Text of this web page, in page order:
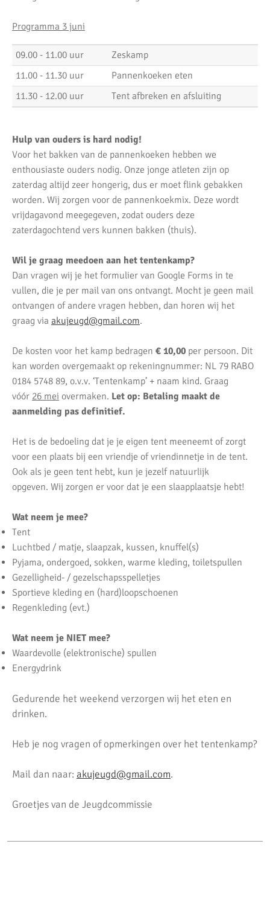
Programma 3 juni
09.00 - 11.00 uur
Zeskamp
11.00 - 11.30 uur
Pannenkoeken eten
11.30 - 12.00 uur
Tent afbreken en afsluiting
Hulp van ouders is hard nodig!
Voor het bakken van de pannenkoeken hebben we
enthousiaste ouders nodig. Onze jonge atleten zijn op
zaterdag altijd zeer hongerig, dus er moet flink gebakken
worden. Wij zorgen voor de pannenkoekmix. Deze wordt
vrijdagavond meegegeven, zodat ouders deze
zaterdagochtend vers kunnen bakken (thuis).
Wil je graag meedoen aan het tentenkamp?
Dan vragen wij je het formulier van Google Forms in te
vullen, die je per mail van ons ontvangt. Mocht je geen mail
ontvangen of andere vragen hebben, dan horen wij het
graag via akujeugd@gmail.com.
De kosten voor het kamp bedragen € 10,00 per persoon. Dit
kan worden overgemaakt op rekeningnummer: NL 79 RABO
0184 5748 89, o.v.v. ‘Tentenkamp’ + naam kind. Graag
vóór 26 mei overmaken. Let op: Betaling maakt de
aanmelding pas definitief.
Het is de bedoeling dat je je eigen tent meeneemt of zorgt
voor een plaats bij een vriendje of vriendinnetje in de tent.
Ook als je geen tent hebt, kun je jezelf natuurlijk
opgeven. Wij zorgen er voor dat je een slaapplaatsje hebt!
Wat neem je mee?
Tent
Luchtbed / matje, slaapzak, kussen, knuffel(s)
Pyjama, ondergoed, sokken, warme kleding, toiletspullen
Gezelligheid- / gezelschapsspelletjes
Sportieve kleding en (hard)loopschoenen
Regenkleding (evt.)
Wat neem je NIET mee?
Waardevolle (elektronische) spullen
Energydrink
Gedurende het weekend verzorgen wij het eten en
drinken.
Heb je nog vragen of opmerkingen over het tentenkamp?
Mail dan naar: akujeugd@gmail.com.
Groetjes van de Jeugdcommissie